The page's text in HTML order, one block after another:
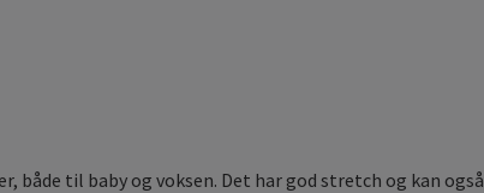
til baby og voksen. Det har god stretch og kan